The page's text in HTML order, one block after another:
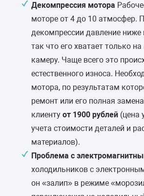
Декомпрессия мотора
моторе от 4 до 10 атмосфер.
декомпрессии давление ниже
так что его хватает только
камеру. Чаще всего это
естественного износа.
мотора, по результатам
ремонт или его полная
клиенту от 1900 рублей (цена
учета стоимости деталей и
материалов).
Проблема с
холодильников с
он «залип» в режиме